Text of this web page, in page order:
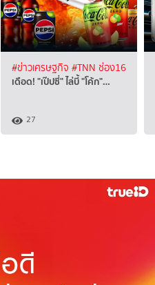
#ข่าวเศรษฐกิจ #TNN ช่อง16
เดือด! "เป๊ปซี่" ไล่บี้ "โค้ก"…
27